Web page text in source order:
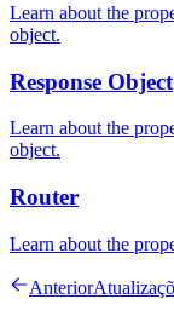
Learn about the
object.
Response Object
Learn about the
object.
Router
Learn about the
Anterior